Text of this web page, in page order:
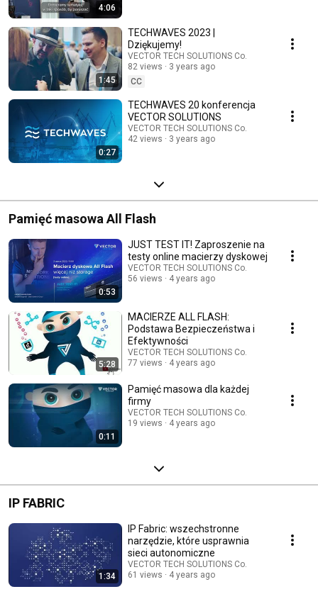
4:06
1:45
TECHWAVES 2023 |
Dziękujemy!
VECTOR TECH SOLUTIONS Co.
82 views
3 years ago
CC
0:27
TECHWAVES 20 konferencja
VECTOR SOLUTIONS
VECTOR TECH SOLUTIONS Co.
42 views
3 years ago
Pamięć masowa All Flash
0:53
JUST TEST IT! Zaproszenie na
testy online macierzy dyskowej
VECTOR TECH SOLUTIONS Co.
56 views
4 years ago
5:28
MACIERZE ALL FLASH:
Podstawa Bezpieczeństwa i
Efektywności
VECTOR TECH SOLUTIONS Co.
77 views
4 years ago
0:11
Pamięć masowa dla każdej
firmy
VECTOR TECH SOLUTIONS Co.
19 views
4 years ago
IP FABRIC
1:34
IP Fabric: wszechstronne
narzędzie, które usprawnia
sieci autonomiczne
VECTOR TECH SOLUTIONS Co.
61 views
4 years ago